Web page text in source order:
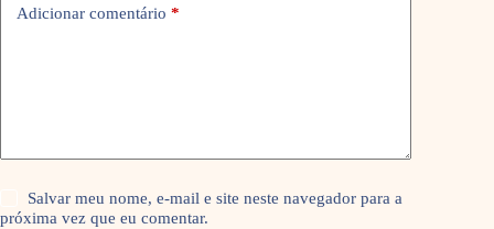
Adicionar comentário *
Salvar meu nome, e-mail e site neste navegador para a
próxima vez que eu comentar.